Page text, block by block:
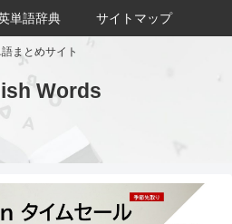
まとめサイト
Words
単語辞典 サイトマップ